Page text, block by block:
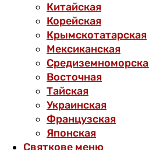
Китайская
Корейская
Крымскотатарская
Мексиканская
Восточная
Тайская
Украинская
Французская
Японская
Святкове меню